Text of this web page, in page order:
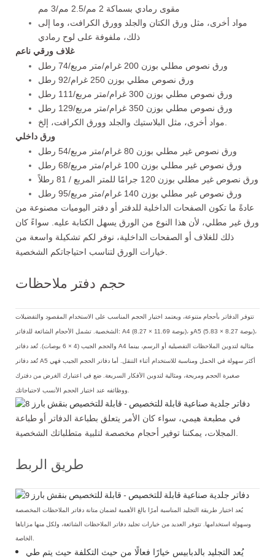
مقوى رمادي بسماكة 2 مم/2.5 مم/3 مم
مواد أخرى، مثل ورق الكتان والجلد وورق الكرافت، وما إلى
ذلك، ملفوفة على لوح رمادي
غلاف ورقي ناعم
ورق نصوص مطلي بوزن 200 غرام/متر مربع/74 رطل
ورق نصوص مطلي بوزن 250 غرام/92 رطل
ورق نصوص مطلي بوزن 300 غرام/متر مربع/111 رطل
ورق نصوص مطلي بوزن 350 غرام/متر مربع/129 رطل
ورق داخلي
ورق نصوص غير مطلي بوزن 80 غرام/متر مربع/54 رطل
ورق نصوص غير مطلي بوزن 100 غرام/متر مربع/68 رطل
ورق نصوص غير مطلي بوزن 120 جرامًا للمتر المربع / 81 رطلاً
ورق نصوص غير مطلي بوزن 140 غرام/متر مربع/95 رطل
عادةً ما تكون الصفحات الداخلية للدفتر أو دفتر اليوميات مصنوعة من
ورق غير مطلي، لأن هذا النوع من الورق يسهل الكتابة عليه. سواءً كان
ذلك للغلاف أو الصفحات الداخلية، نوفر لكم تشكيلة واسعة من
حجم دفتر ملاحظات
تتوفر الدفاتر بأحجام متنوعة، ويعتمد اختيار الحجم المناسب على الاستخدام المقصود والتفضيلات
الشخصية. تشمل الأحجام الشائعة للدفاتر: A4 (8.27 × 11.69 بوصة)، وA5 (5.83 × 8.27 بوصة)،
والحجم الجيب (4 × 6 بوصات). تُعد دفاتر A4 مثالية لتدوين الملاحظات التفصيلية أو الرسم، بينما
تُعد دفاتر A5 أكثر سهولة في الحمل ومناسبة للاستخدام أثناء التنقل. أما دفاتر الحجم الجيب فهي
صغيرة الحجم ومريحة، ومثالية لتدوين الأفكار السريعة. ضع في اعتبارك الغرض من دفترك
في مطبعة هيمي، سواء كان الأمر يتعلق بطباعة الدفاتر أو طباعة
طريق الربط
يُعد اختيار طريقة التجليد المناسبة أمرًا بالغ الأهمية لضمان متانة دفاتر الملاحظات المخصصة
وسهولة استخدامها. تتوفر العديد من خيارات تجليد دفاتر الملاحظات الشائعة، ولكل منها مزاياها
يُعد التجليد بالدبابيس خيارًا فعالًا من حيث التكلفة حيث يتم طي